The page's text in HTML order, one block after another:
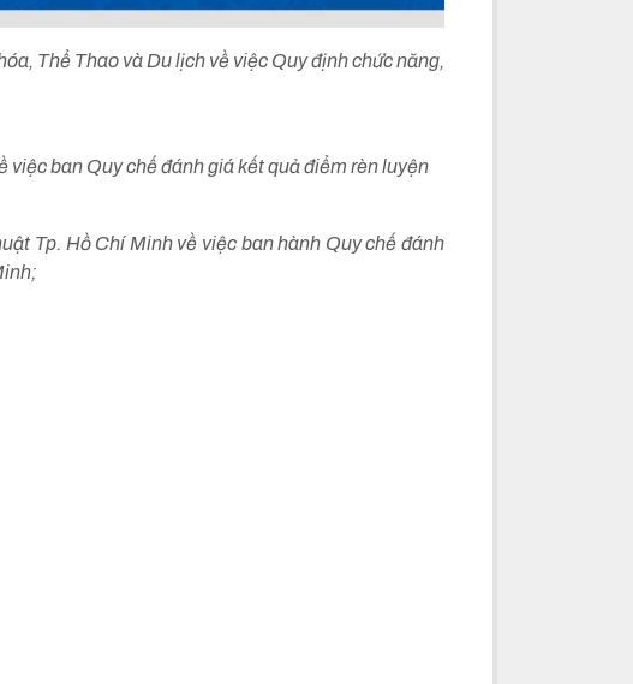
Thể Thao và Du lịch về việc Quy định chức năng,
ban Quy chế đánh giá kết quả điểm rèn luyện
Tp. Hồ Chí Minh về việc ban hành Quy chế đánh